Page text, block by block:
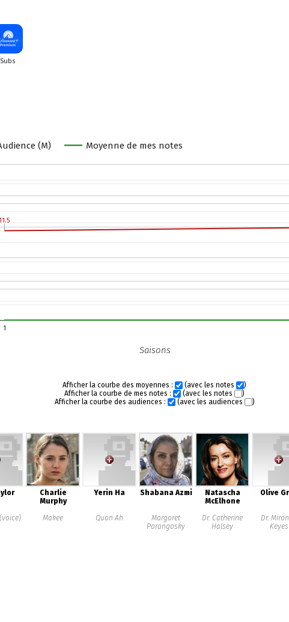
(M) Moyenne de mes notes
1
Saisons
Afficher la courbe des moyennes : (avec les notes
)
Afficher la courbe de mes notes :
(avec les notes
)
Afficher la courbe des audiences :
(avec les audiences )
Charlie
Murphy
Makee
Yerin Ha
Quan Ah
Shabana Azmi
Margaret
Parangosky
Natascha
McElhone
Dr. Catherine
Halsey
Olive
Dr.
Keyes